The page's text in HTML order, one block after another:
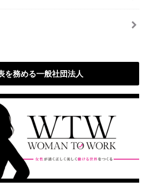
を務める一般社団法人